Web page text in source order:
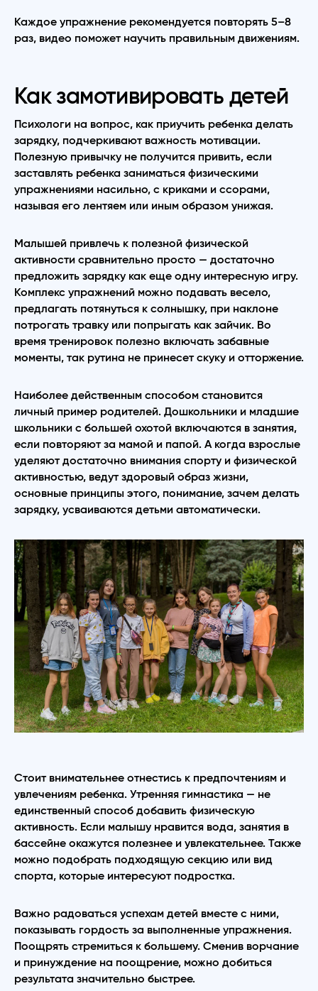
Каждое упражнение рекомендуется повторять 5–8
раз, видео поможет научить правильным движениям.
Как замотивировать детей
Психологи на вопрос, как приучить ребенка делать
зарядку, подчеркивают важность мотивации.
Полезную привычку не получится привить, если
заставлять ребенка заниматься физическими
упражнениями насильно, с криками и ссорами,
называя его лентяем или иным образом унижая.
Малышей привлечь к полезной физической
активности сравнительно просто — достаточно
предложить зарядку как еще одну интересную игру.
Комплекс упражнений можно подавать весело,
предлагать потянуться к солнышку, при наклоне
потрогать травку или попрыгать как зайчик. Во
время тренировок полезно включать забавные
моменты, так рутина не принесет скуку и отторжение.
Наиболее действенным способом становится
личный пример родителей. Дошкольники и младшие
школьники с большей охотой включаются в занятия,
если повторяют за мамой и папой. А когда взрослые
уделяют достаточно внимания спорту и физической
активностью, ведут здоровый образ жизни,
основные принципы этого, понимание, зачем делать
зарядку, усваиваются детьми автоматически.
Стоит внимательнее отнестись к предпочтениям и
увлечениям ребенка. Утренняя гимнастика — не
единственный способ добавить физическую
активность. Если малышу нравится вода, занятия в
бассейне окажутся полезнее и увлекательнее. Также
можно подобрать подходящую секцию или вид
спорта, которые интересуют подростка.
Важно радоваться успехам детей вместе с ними,
показывать гордость за выполненные упражнения.
Поощрять стремиться к большему. Сменив ворчание
и принуждение на поощрение, можно добиться
результата значительно быстрее.